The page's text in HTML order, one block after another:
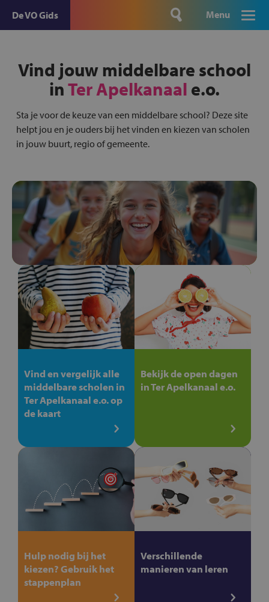
De VO Gids Menu
Vind jouw middelbare school
inTer Apelkanaal e.o.
Sta je voor de keuze van een middelbare school? Deze site
helpt jou en je ouders bij het vinden en kiezen van scholen
in jouw buurt, regio of gemeente.
Vind en vergelijk alle
middelbare scholen in
Ter Apelkanaal e.o. op
de kaart
Bekijk de open dagen
in Ter Apelkanaal e.o.
Hulp nodig bij het
kiezen? Gebruik het
stappenplan
Verschillende
manieren van leren